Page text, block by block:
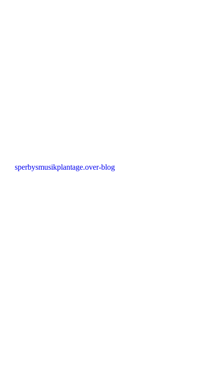
sperbysmusikplantage.over-blog